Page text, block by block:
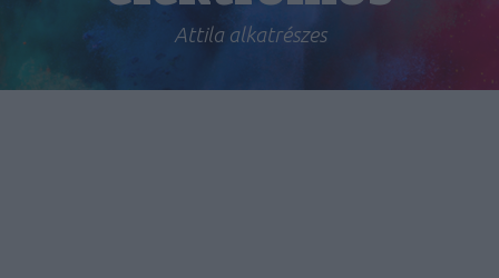
Attila alkatrészes